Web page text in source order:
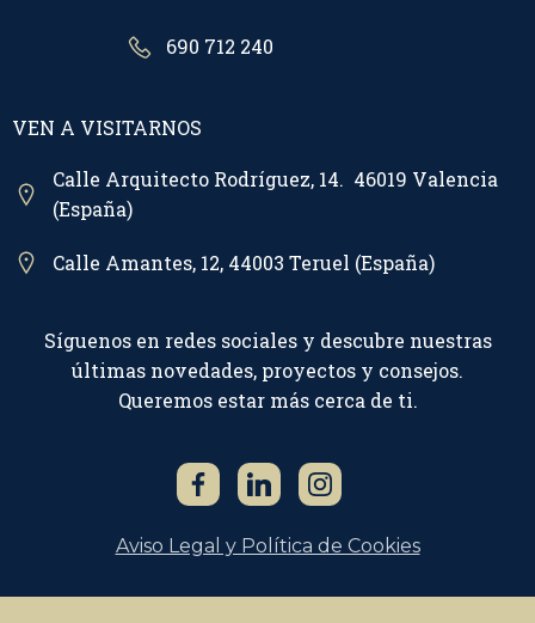
690 712 240
VEN A VISITARNOS
Calle Arquitecto Rodríguez, 14. 46019 Valencia
(España)
Calle Amantes, 12, 44003 Teruel (España)
Síguenos en redes sociales y descubre nuestras
últimas novedades, proyectos y consejos.
Queremos estar más cerca de ti.
Aviso Legal y Política de Cookies